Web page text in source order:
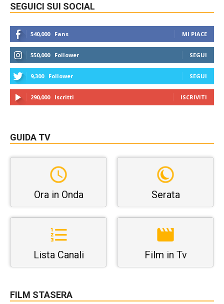
SEGUICI SUI SOCIAL
540,000 Fans MI PIACE
550,000 Follower SEGUI
9,300 Follower SEGUI
290,000 Iscritti ISCRIVITI
GUIDA TV
Ora in Onda Serata
Lista Canali Film in Tv
FILM STASERA